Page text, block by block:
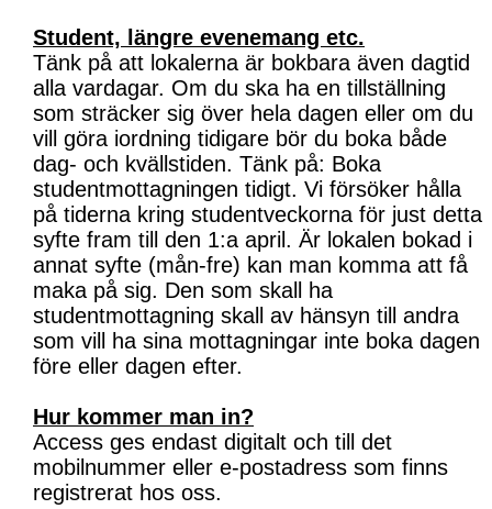
Student, längre evenemang etc.
Tänk på att lokalerna är bokbara även dagtid
alla vardagar. Om du ska ha en tillställning
som sträcker sig över hela dagen eller om du
vill göra iordning tidigare bör du boka både
dag- och kvällstiden. Tänk på: Boka
studentmottagningen tidigt. Vi försöker hålla
på tiderna kring studentveckorna för just detta
syfte fram till den 1:a april. Är lokalen bokad i
annat syfte (mån-fre) kan man komma att få
maka på sig. Den som skall ha
studentmottagning skall av hänsyn till andra
som vill ha sina mottagningar inte boka dagen
före eller dagen efter.
Hur kommer man in?
Access ges endast digitalt och till det
mobilnummer eller e-postadress som finns
registrerat hos oss.